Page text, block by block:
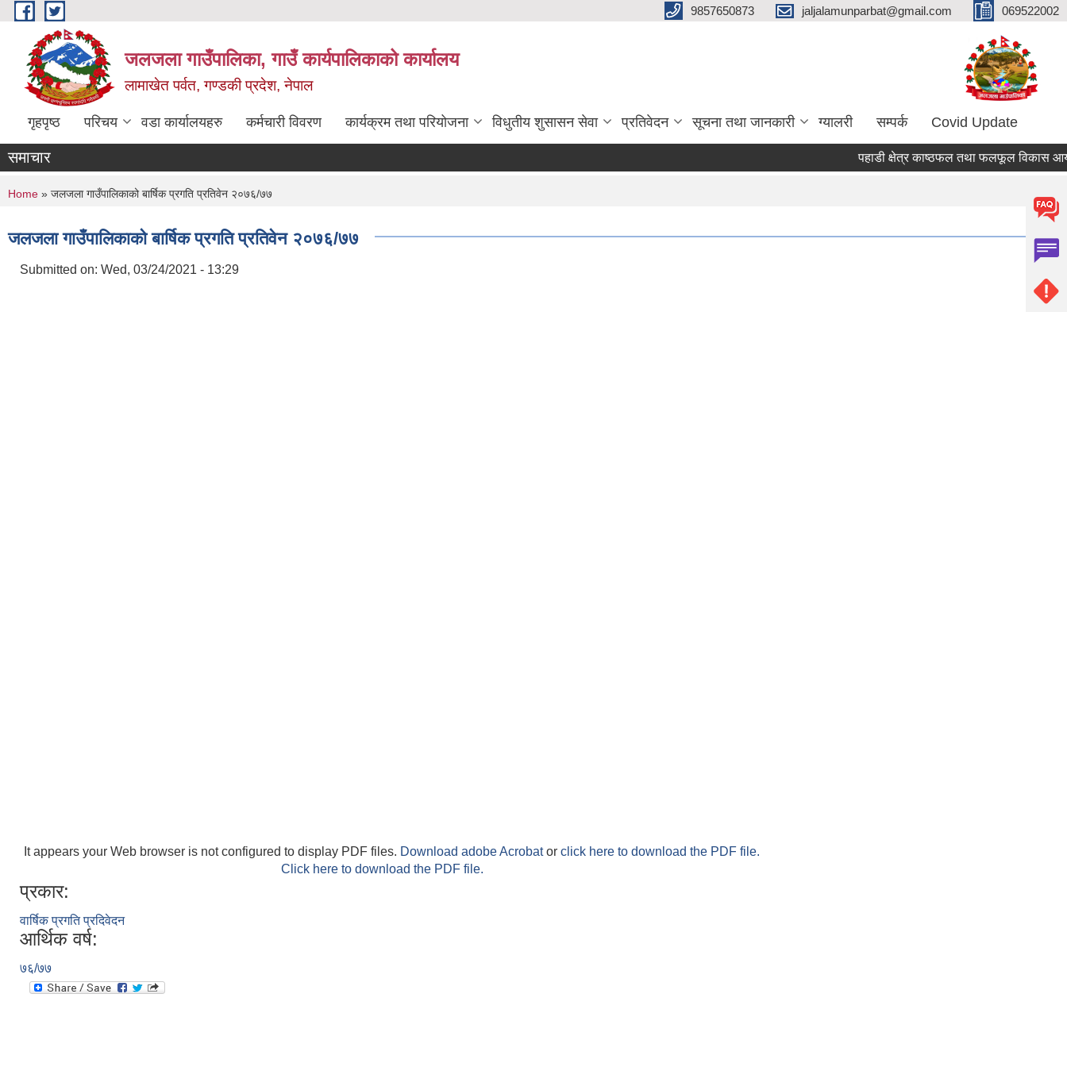
Skip to main content 9857650873 jaljalamunparbat@gmail.com 069522002
जलजला गाउँपालिका, गाउँ कार्यपालिकाको कार्यालय
लामाखेत पर्वत, गण्डकी प्रदेश, नेपाल
गृहपृष्ठ परिचय वडा कार्यालयहरु कर्मचारी विवरण कार्यक्रम तथा परियोजना विधुतीय शुसासन सेवा प्रतिवेदन सूचना तथा जानकारी ग्यालरी सम्पर्क Covid Update
समाचार पहाडी क्षेत्र काष्ठफल तथा फलफूल विकास
You are here
Home » जलजला गाउँपालिकाको बार्षिक प्रगति प्रतिवेन २०७६/७७
जलजला गाउँपालिकाको बार्षिक प्रगति प्रतिवेन २०७६/७७
Submitted on: Wed, 03/24/2021 - 13:29
It appears your Web browser is not configured to display PDF files. Download adobe Acrobator click here to download the PDF file.
Click here to download the PDF file.
प्रकार:
वार्षिक प्रगति प्रदिवेदन
आर्थिक वर्ष:
७६/७७